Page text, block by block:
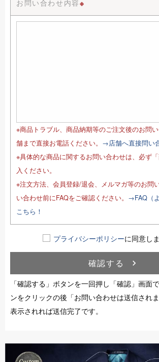
お問い合わせ内容※
※商品トラブル、商品納期等のご注文後のお問
舗まで直接お電話ください。 →店舗へ直接問い
※具体的な商品に関するお問い合わせは、必ず
入ください。
※注文方法、会員登録/退会、メルマガ等のお問
い合わせ前にFAQをご確認ください。 →FAQ（
こちら！
プライバシーポリシーに同意しま
確認する
navigate_next
「確認する」ボタンを一回押し「確認」画面
ンをクリックの後「お問い合わせは送信され
表示されれば送信完了です。